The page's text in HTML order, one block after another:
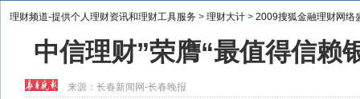
理财频道-提供个人理财资讯和理财工具服务 > 理财大计 > 2009搜狐金融理财网络
中信理财”荣膺“最值得信赖
来源：长春新闻网-长春晚报